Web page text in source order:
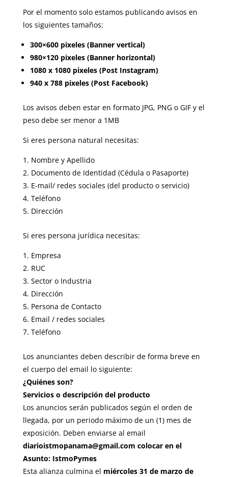
Por el momento solo estamos publicando avisos en
los siguientes tamaños:
300×600 pixeles (Banner vertical)
980×120 pixeles (Banner horizontal)
1080 x 1080 pixeles (Post Instagram)
940 x 788 pixeles (Post Facebook)
Los avisos deben estar en formato JPG, PNG o GIF y el
peso debe ser menor a 1MB
Si eres persona natural necesitas:
Nombre y Apellido
Documento de Identidad (Cédula o Pasaporte)
E-mail/ redes sociales (del producto o servicio)
Teléfono
Dirección
Si eres persona jurídica necesitas:
Empresa
RUC
Sector o Industria
Dirección
Persona de Contacto
Email / redes sociales
Teléfono
Los anunciantes deben describir de forma breve en
el cuerpo del email lo siguiente:
¿Quiénes son?
Servicios o descripción del producto
Los anuncios serán publicados según el orden de
llegada, por un periodo máximo de un (1) mes de
exposición. Deben enviarse al email
diarioistmopanama@gmail.com colocar en el
Asunto: IstmoPymes
Esta alianza culmina el miércoles 31 de marzo de